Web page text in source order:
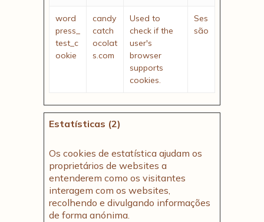
word
press_
test_c
ookie
candy
catch
ocolat
s.com
Used to
check if the
user's
browser
supports
cookies.
Ses
são
Estatísticas (2)
Os cookies de estatística ajudam os
proprietários de websites a
entenderem como os visitantes
interagem com os websites,
recolhendo e divulgando informações
de forma anónima.